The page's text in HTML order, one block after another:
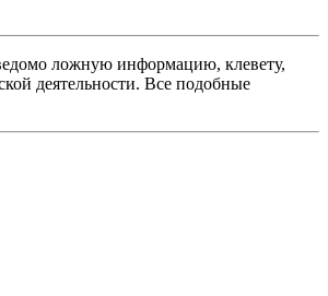
ложную информацию, клевету,
деятельности. Все подобные